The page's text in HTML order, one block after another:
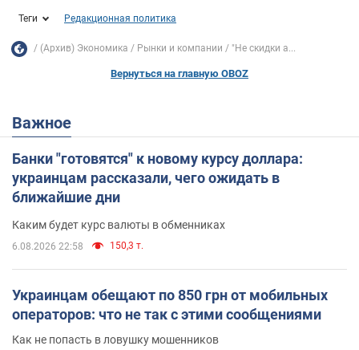
Теги Редакционная политика
(Архив) Экономика Рынки и компании "Не скидки а...
Вернуться на главную OBOZ
Важное
Банки "готовятся" к новому курсу доллара:
украинцам рассказали, чего ожидать в
ближайшие дни
Каким будет курс валюты в обменниках
6.08.2026 22:58 150,3 т.
Украинцам обещают по 850 грн от мобильных
операторов: что не так с этими сообщениями
Как не попасть в ловушку мошенников